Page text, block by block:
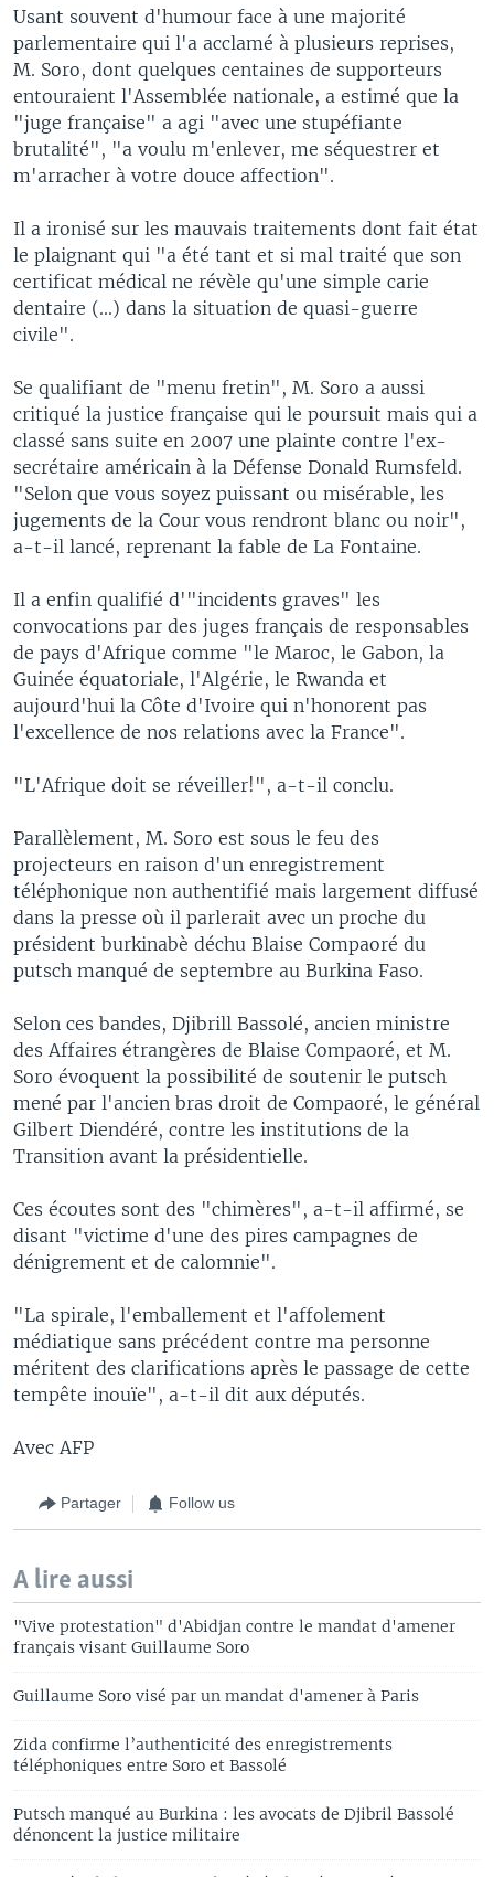
Usant souvent d'humour face à une majorité
parlementaire qui l'a acclamé à plusieurs reprises,
M. Soro, dont quelques centaines de supporteurs
entouraient l'Assemblée nationale, a estimé que la
"juge française" a agi "avec une stupéfiante
brutalité", "a voulu m'enlever, me séquestrer et
m'arracher à votre douce affection".
Il a ironisé sur les mauvais traitements dont fait état
le plaignant qui "a été tant et si mal traité que son
certificat médical ne révèle qu'une simple carie
dentaire (...) dans la situation de quasi-guerre
civile".
Se qualifiant de "menu fretin", M. Soro a aussi
critiqué la justice française qui le poursuit mais qui a
classé sans suite en 2007 une plainte contre l'ex-
secrétaire américain à la Défense Donald Rumsfeld.
"Selon que vous soyez puissant ou misérable, les
jugements de la Cour vous rendront blanc ou noir",
a-t-il lancé, reprenant la fable de La Fontaine.
Il a enfin qualifié d'"incidents graves" les
convocations par des juges français de responsables
de pays d'Afrique comme "le Maroc, le Gabon, la
Guinée équatoriale, l'Algérie, le Rwanda et
aujourd'hui la Côte d'Ivoire qui n'honorent pas
l'excellence de nos relations avec la France".
"L'Afrique doit se réveiller!", a-t-il conclu.
Parallèlement, M. Soro est sous le feu des
projecteurs en raison d'un enregistrement
téléphonique non authentifié mais largement diffusé
dans la presse où il parlerait avec un proche du
président burkinabè déchu Blaise Compaoré du
putsch manqué de septembre au Burkina Faso.
Selon ces bandes, Djibrill Bassolé, ancien ministre
des Affaires étrangères de Blaise Compaoré, et M.
Soro évoquent la possibilité de soutenir le putsch
mené par l'ancien bras droit de Compaoré, le général
Gilbert Diendéré, contre les institutions de la
Transition avant la présidentielle.
Ces écoutes sont des "chimères", a-t-il affirmé, se
disant "victime d'une des pires campagnes de
dénigrement et de calomnie".
"La spirale, l'emballement et l'affolement
médiatique sans précédent contre ma personne
méritent des clarifications après le passage de cette
tempête inouïe", a-t-il dit aux députés.
Avec AFP
Partager Follow us
A lire aussi
"Vive protestation" d'Abidjan contre le mandat d'amener
français visant Guillaume Soro
Guillaume Soro visé par un mandat d'amener à Paris
Zida confirme l’authenticité des enregistrements
téléphoniques entre Soro et Bassolé
Putsch manqué au Burkina : les avocats de Djibril Bassolé
dénoncent la justice militaire